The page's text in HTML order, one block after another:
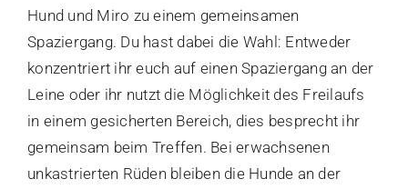
Hund und Miro zu einem gemeinsamen
Spaziergang. Du hast dabei die Wahl: Entweder
konzentriert ihr euch auf einen Spaziergang an der
Leine oder ihr nutzt die Möglichkeit des Freilaufs
in einem gesicherten Bereich, dies besprecht ihr
gemeinsam beim Treffen. Bei erwachsenen
unkastrierten Rüden bleiben die Hunde an der